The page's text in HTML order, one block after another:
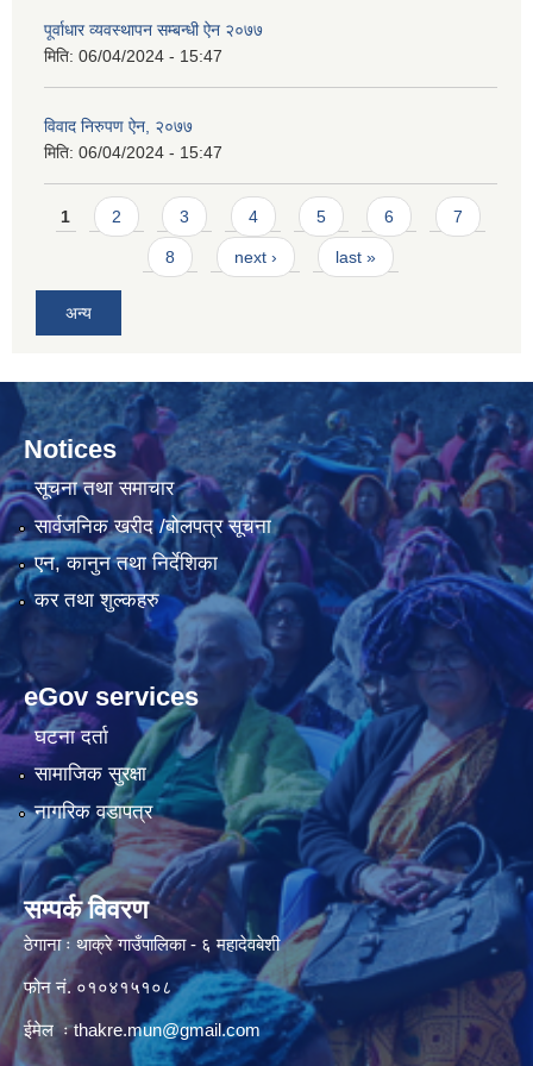
पूर्वाधार व्यवस्थापन सम्बन्धी ऐन २०७७
मिति: 06/04/2024 - 15:47
विवाद निरुपण ऐन, २०७७
मिति: 06/04/2024 - 15:47
Pages
1 2 3 4 5 6 7
8 next › last »
अन्य
Notices
सूचना तथा समाचार
सार्वजनिक खरीद /बोलपत्र सूचना
एन, कानुन तथा निर्देशिका
कर तथा शुल्कहरु
eGov services
घटना दर्ता
सामाजिक सुरक्षा
नागरिक वडापत्र
सम्पर्क विवरण
ठेगाना ः थाक्रे गाउँपालिका - ६ महादेवबेशी
फोन नं. ०१०४१५१०८
ईमेल ःthakre.mun@gmail.com